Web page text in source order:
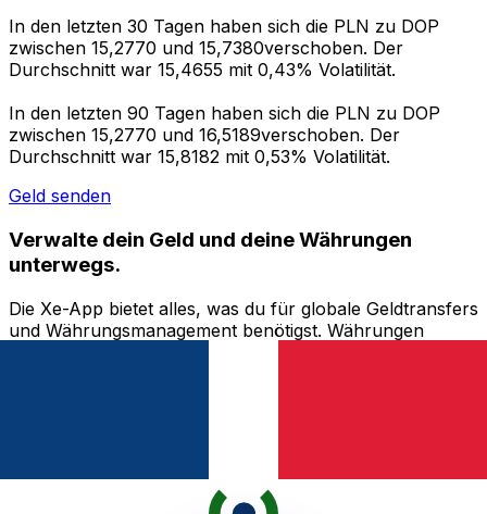
In den letzten 30 Tagen haben sich die PLN zu DOP
zwischen 15,2770 und 15,7380verschoben. Der
Durchschnitt war 15,4655 mit 0,43% Volatilität.
In den letzten 90 Tagen haben sich die PLN zu DOP
zwischen 15,2770 und 16,5189verschoben. Der
Durchschnitt war 15,8182 mit 0,53% Volatilität.
Geld senden
Verwalte dein Geld und deine Währungen
unterwegs.
Die Xe-App bietet alles, was du für globale Geldtransfers
und Währungsmanagement benötigst. Währungen